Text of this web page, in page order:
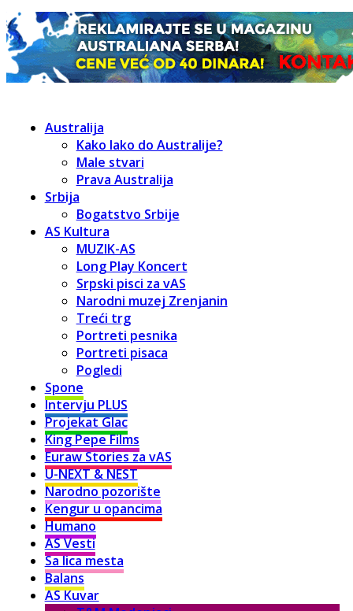
Australija
Kako lako do Australije?
Male stvari
Prava Australija
Srbija
Bogatstvo Srbije
AS Kultura
MUZIK-AS
Long Play Koncert
Srpski pisci za vAS
Narodni muzej Zrenjanin
Treći trg
Portreti pesnika
Portreti pisaca
Pogledi
Spone
Intervju PLUS
Projekat Glac
King Pepe Films
Euraw Stories za vAS
U-NEXT & NEST
Narodno pozorište
Kengur u opancima
Humano
AS Vesti
Sa lica mesta
Balans
AS Kuvar